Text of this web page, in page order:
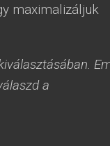
maximalizáljuk
a